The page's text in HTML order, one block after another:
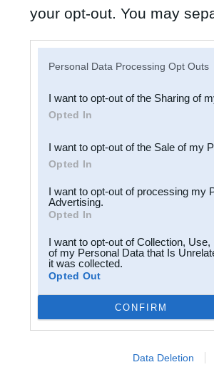
your opt-out. You may
Downstream Participants
third parties.
Personal Data Processing Opt Outs
I want to opt-out of the Sharing of
Opted In
I want to opt-out of the Sale of my
Opted In
I want to opt-out of processing my
Advertising.
Opted In
I want to opt-out of Collection,
of my Personal Data that Is
it was collected.
Opted Out
CONFIRM
Data Deletion